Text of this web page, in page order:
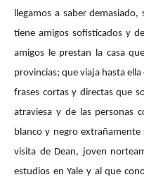
llegamos a saber
tiene amigos sofisticados y
amigos le prestan la casa
provincias; que viaja hasta
frases cortas y directas que
atraviesa y de las personas
blanco y negro extrañamente
visita de Dean, joven
estudios en Yale y al que